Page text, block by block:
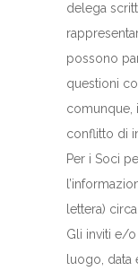
delega
possono
questioni
comunque,
conflitto di
Per i Soci
lettera)
Gli inviti e/
luogo,